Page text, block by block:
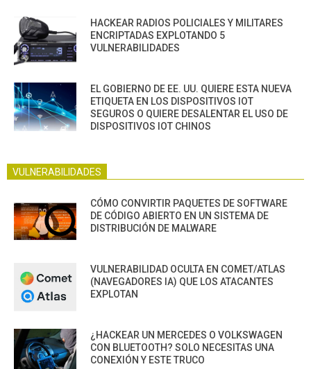
HACKEAR RADIOS POLICIALES Y MILITARES
ENCRIPTADAS EXPLOTANDO 5
VULNERABILIDADES
EL GOBIERNO DE EE. UU. QUIERE ESTA NUEVA
ETIQUETA EN LOS DISPOSITIVOS IOT
SEGUROS O QUIERE DESALENTAR EL USO DE
DISPOSITIVOS IOT CHINOS
VULNERABILIDADES
CÓMO CONVIRTIR PAQUETES DE SOFTWARE
DE CÓDIGO ABIERTO EN UN SISTEMA DE
DISTRIBUCIÓN DE MALWARE
VULNERABILIDAD OCULTA EN COMET/ATLAS
(NAVEGADORES IA) QUE LOS ATACANTES
EXPLOTAN
¿HACKEAR UN MERCEDES O VOLKSWAGEN
CON BLUETOOTH? SOLO NECESITAS UNA
CONEXIÓN Y ESTE TRUCO